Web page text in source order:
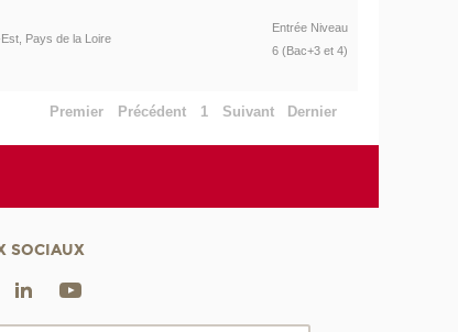
Pays de la Loire
Entrée Niveau
6 (Bac+3 et 4)
Premier Précédent 1 Suivant Dernier
SOCIAUX